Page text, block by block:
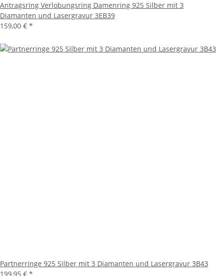
Antragsring Verlobungsring Damenring 925 Silber mit 3
Diamanten und Lasergravur 3EB39
159,00 € *
Partnerringe 925 Silber mit 3 Diamanten und Lasergravur 3B43
199,95 € *